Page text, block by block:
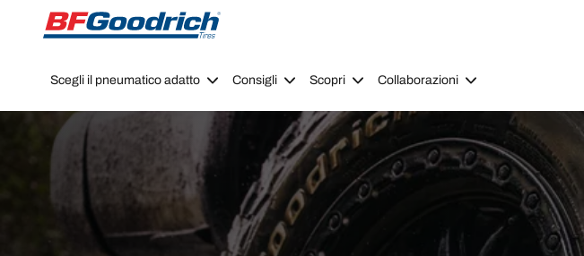
Go to page content
Go to page navigation
Scegli il pneumatico adatto Consigli Scopri Collaborazioni